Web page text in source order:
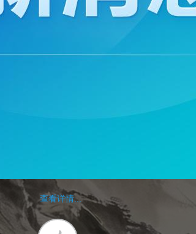
查看详情...